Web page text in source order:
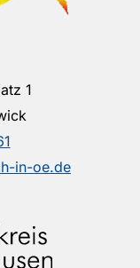
1
in-oe.de